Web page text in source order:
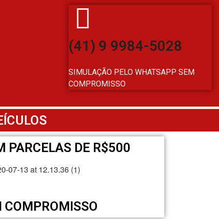
(41) 9 9984-5028
SIMULAÇÃO PELO WHATSAPP SEM
COMPROMISSO
PARCELAS DE R$500